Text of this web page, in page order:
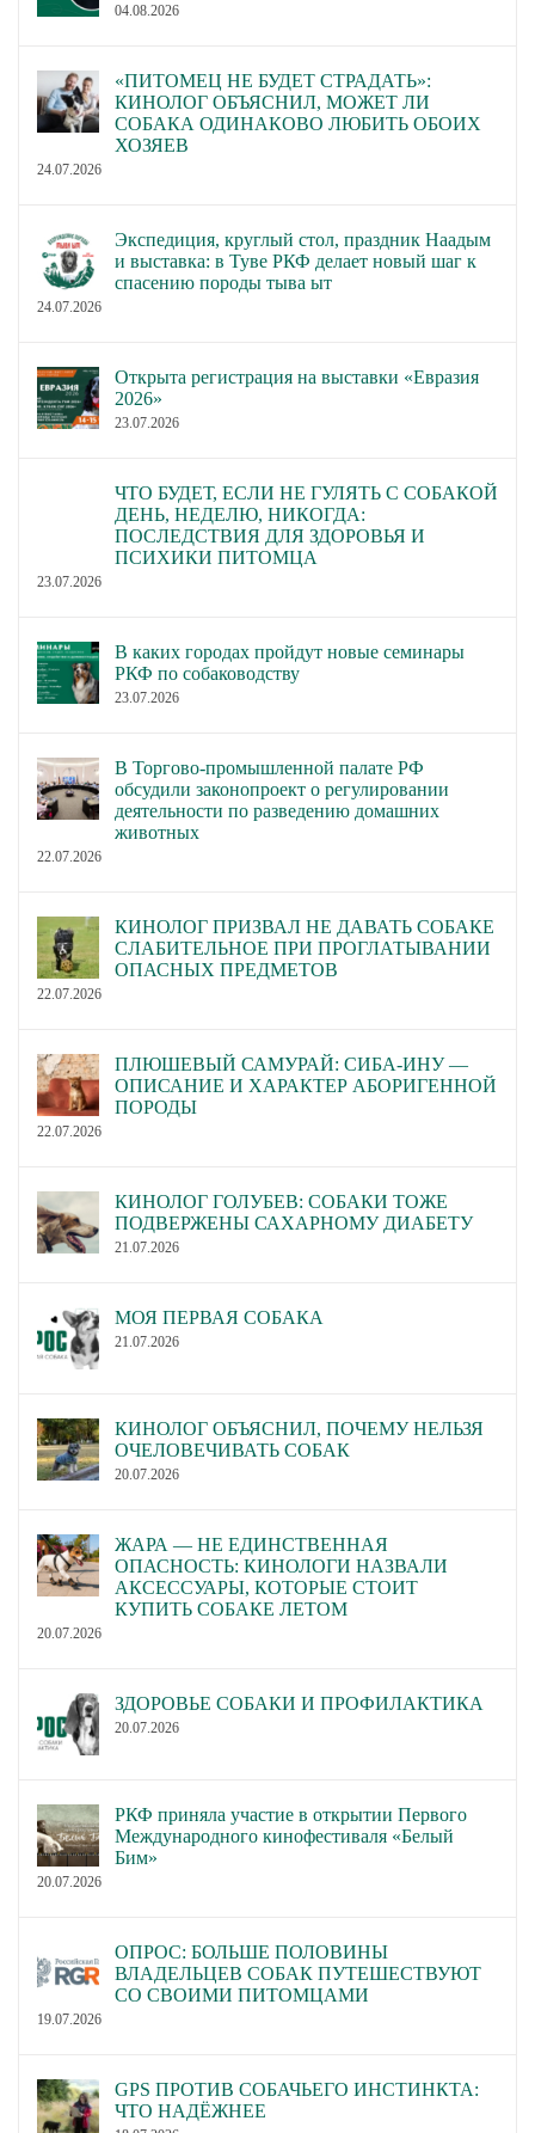
04.08.2026
«ПИТОМЕЦ НЕ БУДЕТ СТРАДАТЬ»:
КИНОЛОГ ОБЪЯСНИЛ, МОЖЕТ ЛИ
СОБАКА ОДИНАКОВО ЛЮБИТЬ ОБОИХ
ХОЗЯЕВ
24.07.2026
Экспедиция, круглый стол, праздник Наадым
и выставка: в Туве РКФ делает новый шаг к
спасению породы тыва ыт
24.07.2026
Открыта регистрация на выставки «Евразия
2026»
23.07.2026
ЧТО БУДЕТ, ЕСЛИ НЕ ГУЛЯТЬ С СОБАКОЙ
ДЕНЬ, НЕДЕЛЮ, НИКОГДА:
ПОСЛЕДСТВИЯ ДЛЯ ЗДОРОВЬЯ И
ПСИХИКИ ПИТОМЦА
23.07.2026
В каких городах пройдут новые семинары
РКФ по собаководству
23.07.2026
В Торгово-промышленной палате РФ
обсудили законопроект о регулировании
деятельности по разведению домашних
животных
22.07.2026
КИНОЛОГ ПРИЗВАЛ НЕ ДАВАТЬ СОБАКЕ
СЛАБИТЕЛЬНОЕ ПРИ ПРОГЛАТЫВАНИИ
ОПАСНЫХ ПРЕДМЕТОВ
22.07.2026
ПЛЮШЕВЫЙ САМУРАЙ: СИБА-ИНУ —
ОПИСАНИЕ И ХАРАКТЕР АБОРИГЕННОЙ
ПОРОДЫ
22.07.2026
КИНОЛОГ ГОЛУБЕВ: СОБАКИ ТОЖЕ
ПОДВЕРЖЕНЫ САХАРНОМУ ДИАБЕТУ
21.07.2026
МОЯ ПЕРВАЯ СОБАКА
21.07.2026
КИНОЛОГ ОБЪЯСНИЛ, ПОЧЕМУ НЕЛЬЗЯ
ОЧЕЛОВЕЧИВАТЬ СОБАК
20.07.2026
ЖАРА — НЕ ЕДИНСТВЕННАЯ
ОПАСНОСТЬ: КИНОЛОГИ НАЗВАЛИ
АКСЕССУАРЫ, КОТОРЫЕ СТОИТ
КУПИТЬ СОБАКЕ ЛЕТОМ
20.07.2026
ЗДОРОВЬЕ СОБАКИ И ПРОФИЛАКТИКА
20.07.2026
РКФ приняла участие в открытии Первого
Международного кинофестиваля «Белый
Бим»
20.07.2026
ОПРОС: БОЛЬШЕ ПОЛОВИНЫ
ВЛАДЕЛЬЦЕВ СОБАК ПУТЕШЕСТВУЮТ
СО СВОИМИ ПИТОМЦАМИ
19.07.2026
GPS ПРОТИВ СОБАЧЬЕГО ИНСТИНКТА:
ЧТО НАДЁЖНЕЕ